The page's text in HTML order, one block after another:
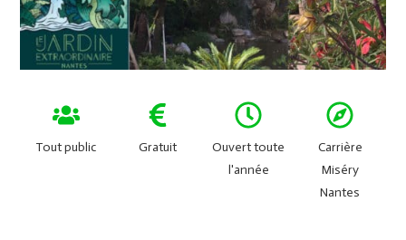
Tout public Gratuit
Ouvert toute
l'année
Carrière
Miséry
Nantes